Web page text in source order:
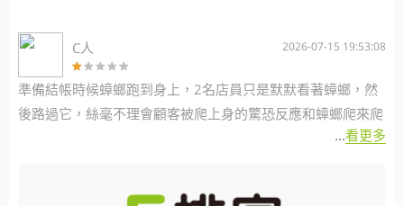
C人 2026-07-15 19:53:08
準備結帳時候蟑螂跑到身上，2名店員只是默默看著蟑螂，然
後路過它，絲毫不理會顧客被爬上身的驚恐反應和蟑螂爬來爬
...看更多